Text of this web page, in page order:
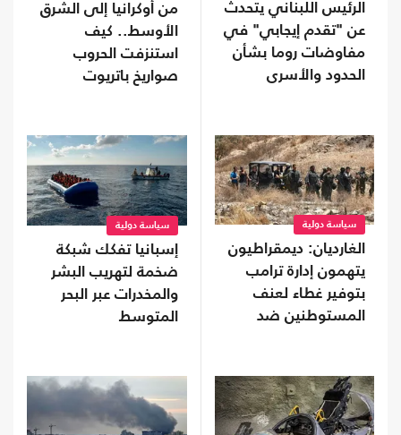
الرئيس اللبناني يتحدث
عن "تقدم إيجابي" في
مفاوضات روما بشأن
الحدود والأسرى
من أوكرانيا إلى الشرق
الأوسط.. كيف
استنزفت الحروب
صواريخ باتريوت
سياسة دولية
الغارديان: ديمقراطيون
يتهمون إدارة ترامب
بتوفير غطاء لعنف
المستوطنين ضد
سياسة دولية
إسبانيا تفكك شبكة
ضخمة لتهريب البشر
والمخدرات عبر البحر
المتوسط